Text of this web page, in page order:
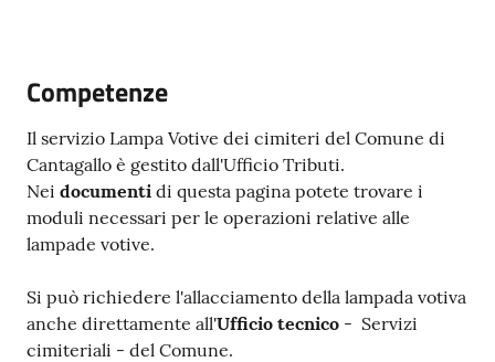
Argomenti
Seguici
su
Competenze
Il servizio Lampa Votive dei cimiteri del Comune di
Cantagallo è gestito dall'Ufficio Tributi.
Nei documenti di questa pagina potete trovare i
moduli necessari per le operazioni relative alle
lampade votive.
Si può richiedere l'allacciamento della lampada votiva
anche direttamente all'Ufficio tecnico - Servizi
cimiteriali - del Comune.